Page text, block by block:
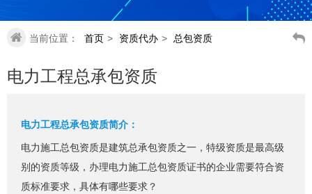
当前位置： 首页 > 资质代办 > 总包资质
电力工程总承包资质
电力工程总承包资质简介：
电力施工总包资质是建筑总承包资质之一，特级资质是最高级
别的资质等级，办理电力施工总包资质证书的企业需要符合资
质标准要求，具体有哪些要求？